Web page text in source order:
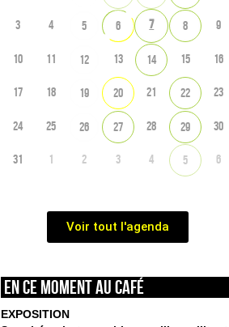
3 4 5 6 7 8 9
10 11 12 13 14 15 16
17 18 19 20 21 22 23
24 25 26 27 28 29 30
31 1 2 3 4 5 6
Voir tout l'agenda
En ce moment au café
EXPOSITION